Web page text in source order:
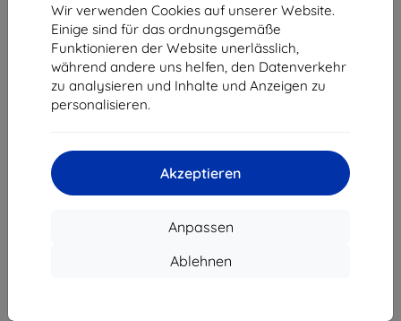
Wir verwenden Cookies auf unserer Website.
Einige sind für das ordnungsgemäße
Funktionieren der Website unerlässlich,
während andere uns helfen, den Datenverkehr
zu analysieren und Inhalte und Anzeigen zu
personalisieren.
Akzeptieren
Anpassen
Ablehnen
Shield-Sk s.r.o.
Ulica Rudolfa Mocka 3750/2A
Unternehmens-ID:
USt-IdNr.:
SK2023549671